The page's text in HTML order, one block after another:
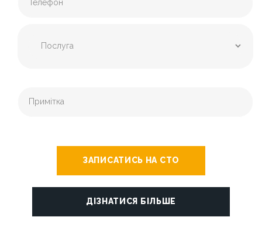
ЗАПИСАТИСЬ НА СТО
ДІЗНАТИСЯ БІЛЬШЕ